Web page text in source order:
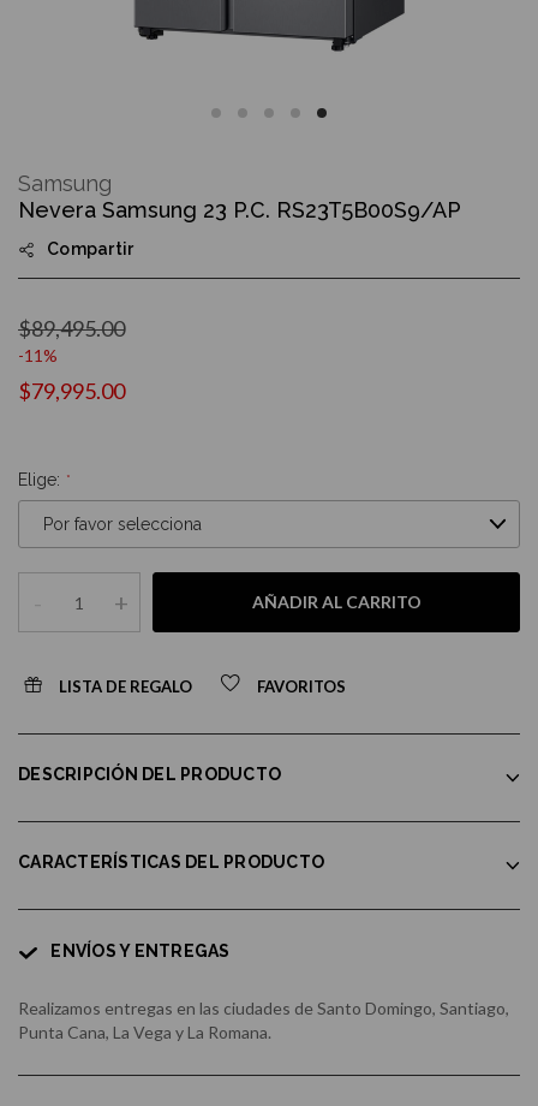
the
beginning
the
images
Nevera Samsung 23 P.C. RS23T5B00S9/AP
Compartir
$79,995.00
$89,495.00
-11%
Elige:
- + AÑADIR AL CARRITO
LISTA DE REGALO FAVORITOS
Samsung
DESCRIPCIÓN DEL PRODUCTO
CARACTERÍSTICAS DEL PRODUCTO
ENVÍOS Y ENTREGAS
Realizamos entregas en las ciudades de Santo Domingo, Santiago,
Punta Cana, La Vega y La Romana.